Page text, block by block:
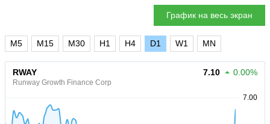
График на весь экран
M5 M15 M30 H1 H4 D1 W1 MN
RWAY
Runway Growth Finance Corp
7.10 0.00%